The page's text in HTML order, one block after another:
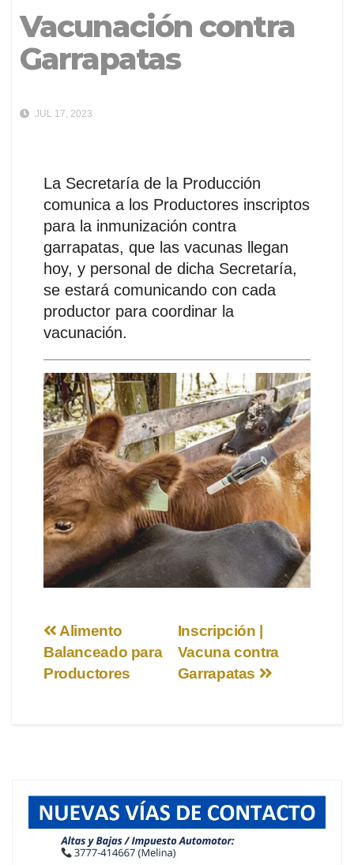
Vacunación contra
Garrapatas
JUL 17, 2023
La Secretaría de la Producción
comunica a los Productores inscriptos
para la inmunización contra
garrapatas, que las vacunas llegan
hoy, y personal de dicha Secretaría,
se estará comunicando con cada
productor para coordinar la
vacunación.
Navegación
de
Inscripción |
Vacuna contra
Garrapatas
Alimento
Balanceado para
Productores